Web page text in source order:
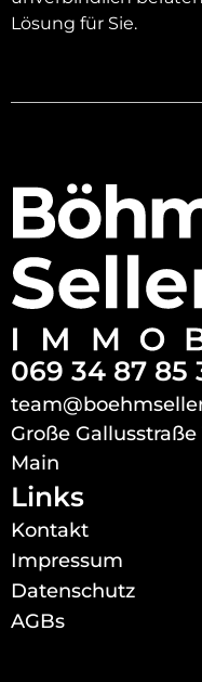
Lösung für Sie.
069 34 87 85
Große Gallusstraße
Main
Links
Kontakt
Impressum
Datenschutz
AGBs